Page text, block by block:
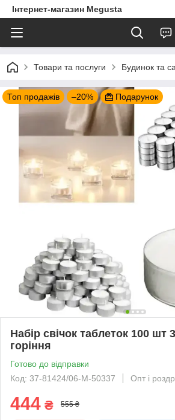
Інтернет-магазин Megusta
Товари та послуги Будинок та
Топ продажів –20% Подарунок
Набір свічок таблеток 100 шт
горіння
Готово до відправки
Код: 37-81424/06-M-50337
Опт і
444 ₴ 555 ₴